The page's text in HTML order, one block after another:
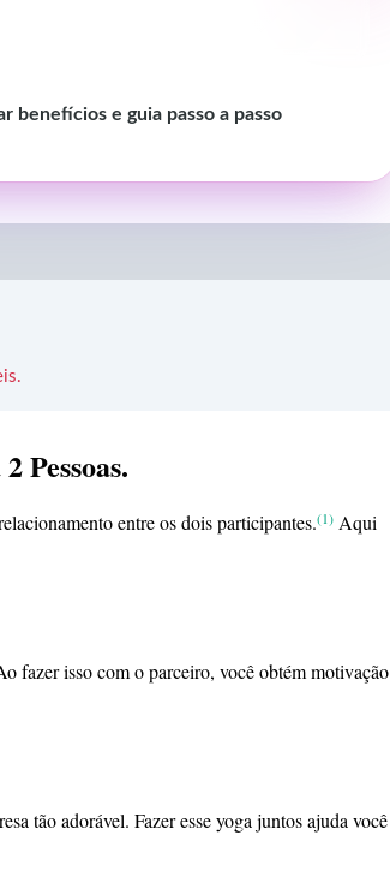
benefícios e guia passo a passo
Pessoas.
entre os dois participantes.(1) Aqui
fazer isso com o parceiro, você obtém motivação
tão adorável. Fazer esse yoga juntos ajuda você